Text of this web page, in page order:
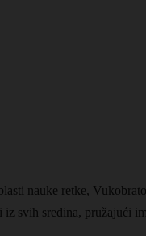
nauke retke,
iz svih sredina, pružajući